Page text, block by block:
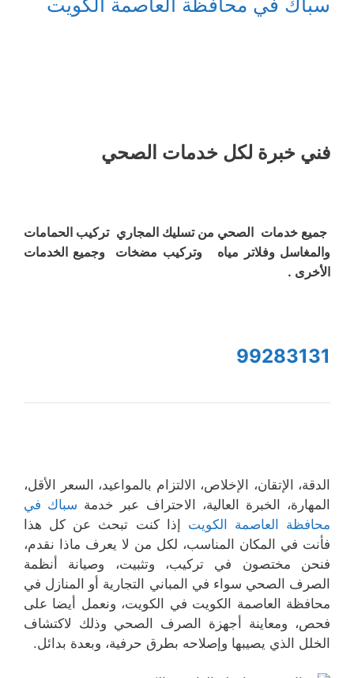
فني خبرة لكل خدمات الصحي
جميع خدمات الصحي من تسليك المجاري تركيب الحمامات
والمغاسل وفلاتر مياه وتركيب مضخات وجميع الخدمات
الأخرى .
99283131
الدقة، الإتقان، الإخلاص، الالتزام بالمواعيد، السعر الأقل،
المهارة، الخبرة العالية، الاحتراف عبر خدمة سباك في
محافظة العاصمة الكويت إذا كنت تبحث عن كل هذا
فأنت في المكان المناسب، لكل من لا يعرف ماذا نقدم،
فنحن مختصون في تركيب، وتثبيت، وصيانة أنظمة
الصرف الصحي سواء في المباني التجارية أو المنازل في
محافظة العاصمة الكويت في الكويت، ونعمل أيضا على
فحص، ومعاينة أجهزة الصرف الصحي وذلك لاكتشاف
الخلل الذي يصيبها وإصلاحه بطرق حرفية، وبعدة بدائل.